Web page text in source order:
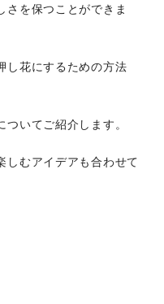
さを保つことができま
し花にするための方法
いてご紹介します。
しむアイデアも合わせて